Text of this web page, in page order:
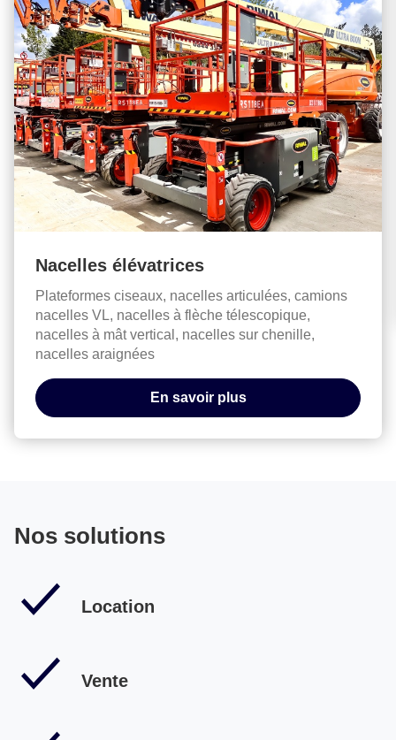
Nacelles élévatrices
Plateformes ciseaux, nacelles articulées, camions
nacelles VL, nacelles à flèche télescopique,
nacelles à mât vertical, nacelles sur chenille,
nacelles araignées
En savoir plus
Nos solutions
Location
Vente